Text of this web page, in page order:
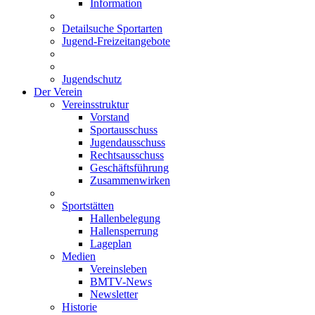
Information
Detailsuche Sportarten
Jugend-Freizeitangebote
Jugendschutz
Der Verein
Vereinsstruktur
Vorstand
Sportausschuss
Jugendausschuss
Rechtsausschuss
Geschäftsführung
Zusammenwirken
Sportstätten
Hallenbelegung
Hallensperrung
Lageplan
Medien
Vereinsleben
BMTV-News
Newsletter
Historie